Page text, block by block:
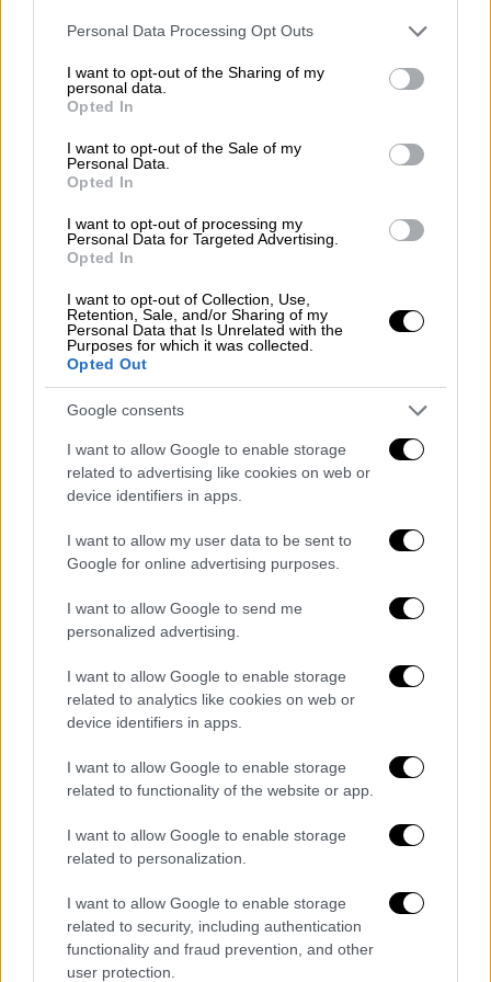
Please note that this website/app uses one or more Google
not limited to your visit or usage behaviour. You may click to
grant or deny consent to Google and its third-party tags to
use your data for below specified purposes in below Google
consent section.
Personal Data Processing Opt Outs
I want to opt-out of the Sharing of my
personal data.
Opted In
I want to opt-out of the Sale of my
Personal Data.
Opted In
I want to opt-out of processing my
Personal Data for Targeted Advertising.
Opted In
I want to opt-out of Collection, Use,
Retention, Sale, and/or Sharing of my
Personal Data that Is Unrelated with the
Purposes for which it was collected.
Opted Out
Google consents
I want to allow Google to enable storage
related to advertising like cookies on web or
device identifiers in apps.
I want to allow my user data to be sent to
Google for online advertising purposes.
I want to allow Google to send me
personalized advertising.
I want to allow Google to enable storage
related to analytics like cookies on web or
device identifiers in apps.
I want to allow Google to enable storage
related to functionality of the website or app.
I want to allow Google to enable storage
related to personalization.
I want to allow Google to enable storage
related to security, including authentication
functionality and fraud prevention, and other
user protection.
έφηβος έχει αφεθεί ελεύθερος με
Με μαχαίρια και ναρκωτικά έχτιζαν
το προφίλ των «σκληρών» οι ανήλικοι
Παράλληλα, το κεντρικό δελτίο ειδήσεων
δημοσιότητας αποκαλυπτικά βίντεο από
τους ανήλικους που
έχουν προφυλακιστεί για την υπόθεση
ομαδικού βιασμούτου 15χρονου μαθητή.
Όπως αναφέρει η Μίνα Καραμήτρου, ήθελαν
να δείξουν πόσοι «σκληροί» ήταν, με έναν
από τους ανηλίκους να κρατά μια φαλτσέτα.
Το βίντεο αυτό μάλιστα γυρίστηκε μέσα
στο σπίτι όπου εκτυλίχτηκε αυτή
η φρικαλεότητα κατά του 15χρονου.
Σε άλλο βίντεο που έχουν ανακαλύψει στα
εγκληματολογικά εργαστήρια δεν διστάζουν
να κάνουν χρήση ναρκωτικών, να το τραβάνε
σε βίντεο και να το ανεβάζουν στα social
media.